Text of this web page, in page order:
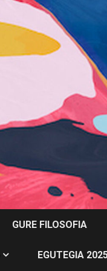
GURE FILOSOFIA
EGUTEGIA